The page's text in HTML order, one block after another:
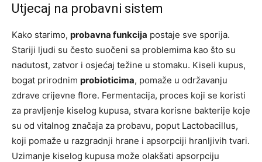
Utjecaj na probavni sistem
Kako starimo, probavna funkcija postaje sve sporija.
Stariji ljudi su često suočeni sa problemima kao što su
nadutost, zatvor i osjećaj težine u stomaku. Kiseli kupus,
bogat prirodnim probioticima, pomaže u održavanju
zdrave crijevne flore. Fermentacija, proces koji se koristi
za pravljenje kiselog kupusa, stvara korisne bakterije koje
su od vitalnog značaja za probavu, poput Lactobacillus,
koji pomaže u razgradnji hrane i apsorpciji hranljivih tvari.
Uzimanje kiselog kupusa može olakšati apsorpciju